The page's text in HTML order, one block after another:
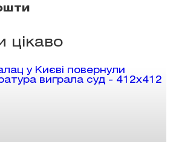
цікаво